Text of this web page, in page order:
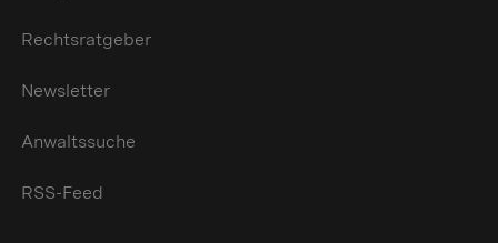
Rechtsratgeber
Newsletter
Anwaltssuche
RSS-Feed